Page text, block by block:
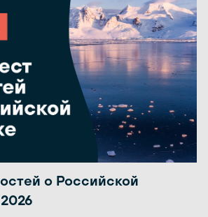
о Российской